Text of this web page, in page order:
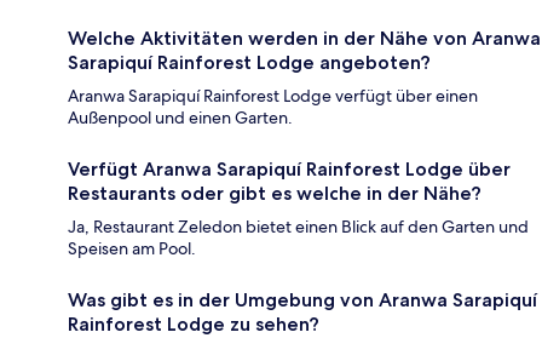
Welche Aktivitäten werden in der Nähe von Aranwa
Sarapiquí Rainforest Lodge angeboten?
Aranwa Sarapiquí Rainforest Lodge verfügt über einen
Außenpool und einen Garten.
Verfügt Aranwa Sarapiquí Rainforest Lodge über
Restaurants oder gibt es welche in der Nähe?
Ja, Restaurant Zeledon bietet einen Blick auf den Garten und
Speisen am Pool.
Was gibt es in der Umgebung von Aranwa Sarapiquí
Rainforest Lodge zu sehen?